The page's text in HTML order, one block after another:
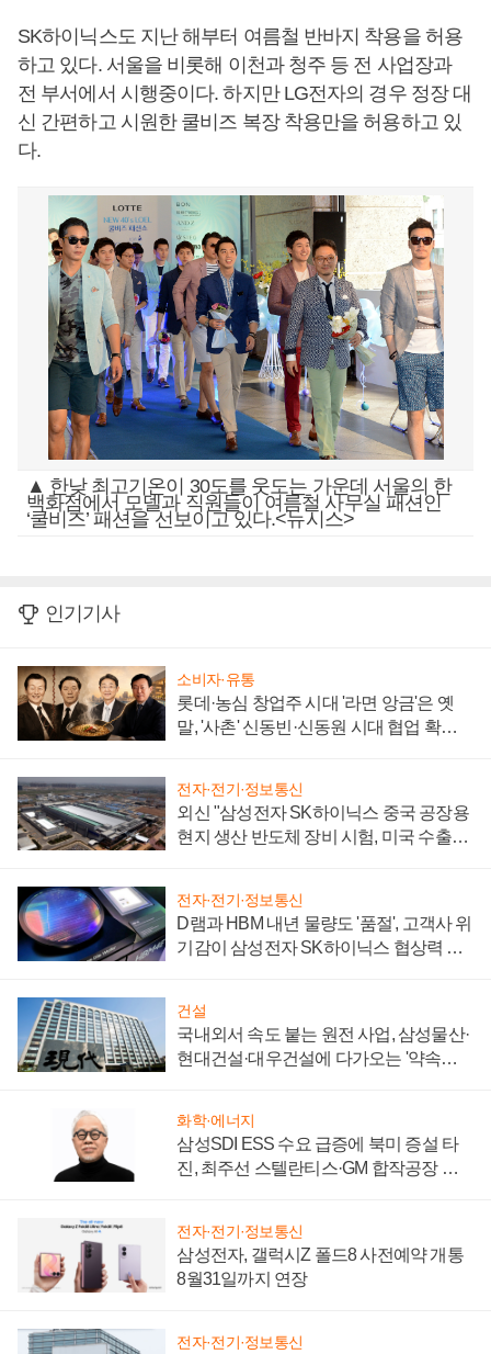
SK하이닉스도 지난 해부터 여름철 반바지 착용을 허용
하고 있다. 서울을 비롯해 이천과 청주 등 전 사업장과
전 부서에서 시행중이다. 하지만 LG전자의 경우 정장 대
신 간편하고 시원한 쿨비즈 복장 착용만을 허용하고 있
다.
▲ 한낮 최고기온이 30도를 웃도는 가운데 서울의 한
백화점에서 모델과 직원들이 여름철 사무실 패션인
‘쿨비즈’ 패션을 선보이고 있다.<뉴시스>
인기기사
소비자·유통
롯데·농심 창업주 시대 '라면 앙금'은 옛
말, '사촌' 신동빈·신동원 시대 협업 확대
전자·전기·정보통신
외신 "삼성전자 SK하이닉스 중국 공장용
현지 생산 반도체 장비 시험, 미국 수출통
전자·전기·정보통신
D램과 HBM 내년 물량도 '품절', 고객사 위
기감이 삼성전자 SK하이닉스 협상력 더
건설
국내외서 속도 붙는 원전 사업, 삼성물산·
현대건설·대우건설에 다가오는 '약속의
화학·에너지
삼성SDI ESS 수요 급증에 북미 증설 타
진, 최주선 스텔란티스·GM 합작공장 건
전자·전기·정보통신
삼성전자, 갤럭시Z 폴드8 사전예약 개통
8월31일까지 연장
전자·전기·정보통신